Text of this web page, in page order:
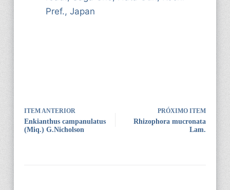
Pref., Japan
ITEM ANTERIOR
Enkianthus campanulatus
(Miq.) G.Nicholson
PRÓXIMO ITEM
Rhizophora mucronata
Lam.